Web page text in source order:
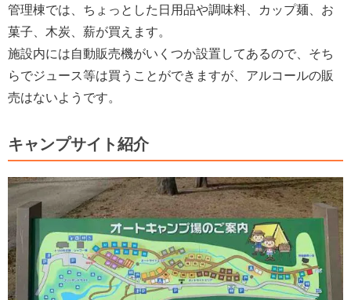
管理棟では、ちょっとした日用品や調味料、カップ麺、お
菓子、木炭、薪が買えます。
施設内には自動販売機がいくつか設置してあるので、そち
らでジュース等は買うことができますが、アルコールの販
売はないようです。
キャンプサイト紹介